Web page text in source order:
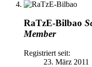
RaTzE-Bilbao
Member
Registriert seit:
23. März 2011